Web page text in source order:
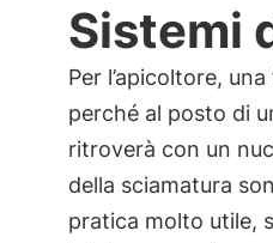
Sistemi
Per l’apicoltore,
perché al posto di
ritroverà con un
della sciamatura
pratica molto utile,